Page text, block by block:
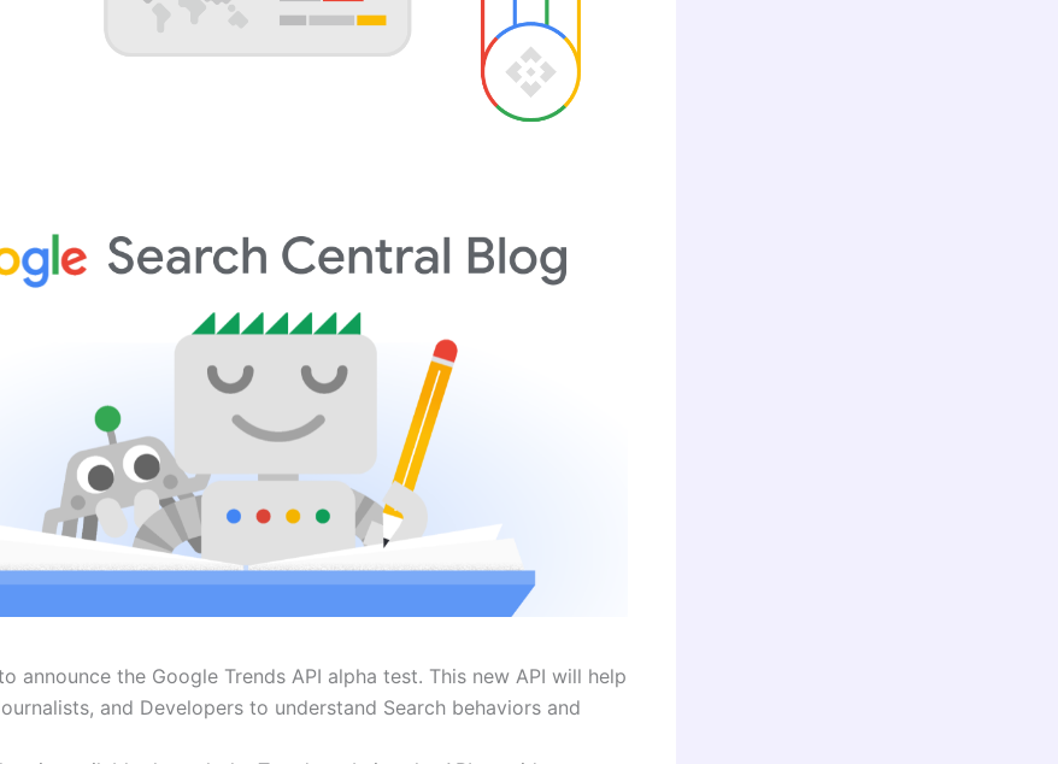
announce the Google Trends API alpha test. This new API will help
and Developers to understand Search behaviors and